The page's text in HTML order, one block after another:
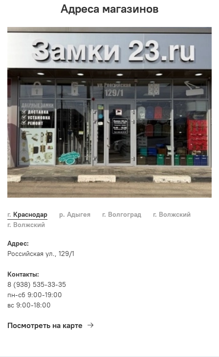
Адреса магазинов
г. Краснодар р. Адыгея г. Волгоград
г. Волжский
г. Волжский
Адрес:
Российская ул., 129/1
Контакты:
8 (938) 535-33-35
пн-сб 9:00-19:00
вс 9:00-18:00
Посмотреть на карте